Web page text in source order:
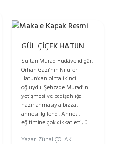
GÜL ÇİÇEK HATUN
Sultan Murad Hüdâvendigâr,
Orhan Gazi’nin Nilüfer
Hatun’dan olma ikinci
oğluydu. Şehzade Murad’ın
yetişmesi ve padişahlığa
hazırlanmasıyla bizzat
annesi ilgilendi. Annesi,
eğitimine çok dikkat etti, ü...
Yazar: Zühal ÇOLAK